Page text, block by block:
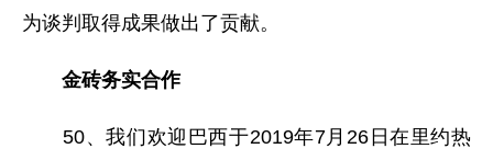
为谈判取得成果做出了贡献。
金砖务实合作
50、我们欢迎巴西于2019年7月26日在里约热